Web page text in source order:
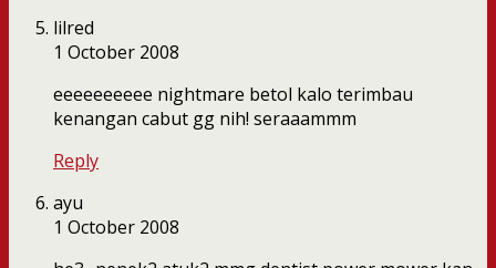
lilred
1 October 2008
eeeeeeeeee nightmare betol kalo terimbau
kenangan cabut gg nih! seraaammm
Reply
ayu
1 October 2008